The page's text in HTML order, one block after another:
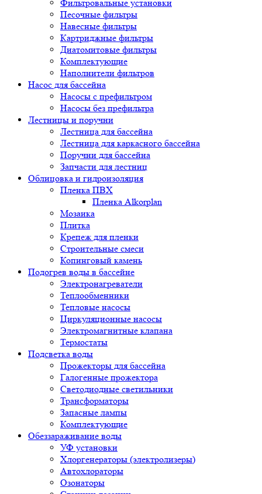
Фильтровальные установки
Песочные фильтры
Навесные фильтры
Картриджные фильтры
Диатомитовые фильтры
Комплектующие
Наполнители фильтров
Насос для бассейна
Насосы с префильтром
Насосы без префильтра
Лестницы и поручни
Лестница для бассейна
Лестница для каркасного бассейна
Поручни для бассейна
Запчасти для лестниц
Облицовка и гидроизоляция
Пленка ПВХ
Пленка Alkorplan
Мозаика
Плитка
Крепеж для пленки
Строительные смеси
Копинговый камень
Подогрев воды в бассейне
Электронагреватели
Теплообменники
Тепловые насосы
Циркуляционные насосы
Электромагнитные клапана
Термостаты
Подсветка воды
Прожекторы для бассейна
Галогенные прожектора
Светодиодные светильники
Трансформаторы
Запасные лампы
Комплектующие
Обеззараживание воды
УФ установки
Хлоргенераторы (электролизеры)
Автохлораторы
Озонаторы